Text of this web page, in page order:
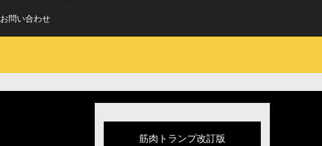
お問い合わせ
筋肉トランプ改訂版